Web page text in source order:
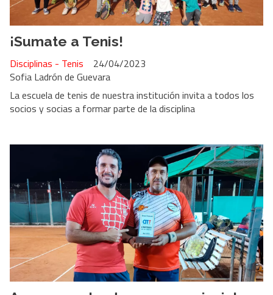
¡Sumate a Tenis!
Sofia Ladrón de Guevara
Disciplinas - Tenis 24/04/2023
La escuela de tenis de nuestra institución invita a todos los
socios y socias a formar parte de la disciplina